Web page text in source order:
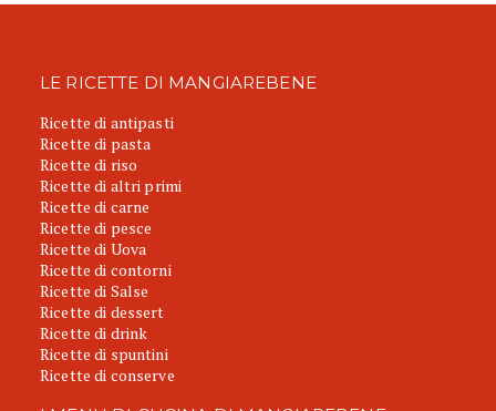
LE RICETTE DI MANGIAREBENE
Ricette di antipasti
Ricette di pasta
Ricette di riso
Ricette di altri primi
Ricette di carne
Ricette di pesce
Ricette di Uova
Ricette di contorni
Ricette di Salse
Ricette di dessert
Ricette di drink
Ricette di spuntini
Ricette di conserve